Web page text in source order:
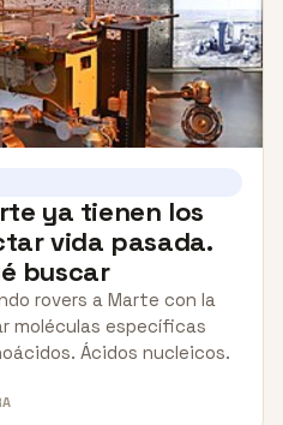
ya tienen los
vida pasada.
buscar
rovers a Marte con la
moléculas específicas
Ácidos nucleicos.